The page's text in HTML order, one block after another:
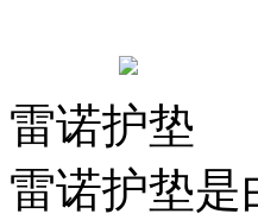
雷诺护垫
雷诺护垫是